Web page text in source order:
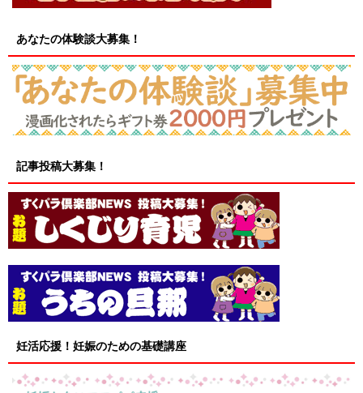
あなたの体験談大募集！
記事投稿大募集！
妊活応援！妊娠のための基礎講座